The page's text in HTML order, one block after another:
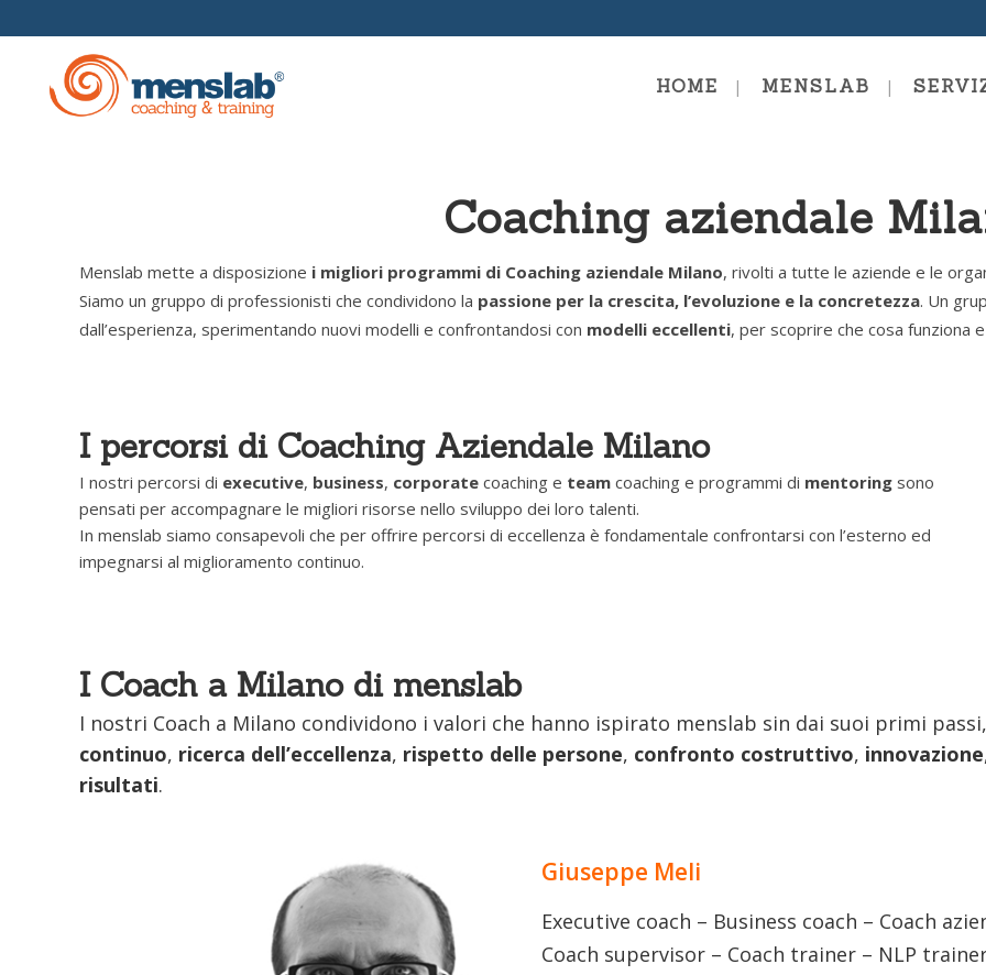
HOME MENSLAB
Scuole Aziendali
Coaching E Mentoring
Fundamentals Level 1
Scuola Coaching Level 2
Coaching Professional
Diploma In Mentor
Supervisione
Diploma In Formazione E
Facilitazione
Diploma In Team
Coaching aziendale
Menslab mette a disposizione i migliori programmi di Coaching aziendale Milano, rivolti a tutte le aziende e le
Siamo un gruppo di professionisti che condividono la passione per la crescita, l’evoluzione e la concretezza. Un
dall’esperienza, sperimentando nuovi modelli e confrontandosi con modelli eccellenti, per scoprire che cosa funziona
I percorsi di Coaching Aziendale Milano
I nostri percorsi di executive, business, corporate coaching e team coaching e programmi di mentoring sono
pensati per accompagnare le migliori risorse nello sviluppo dei loro talenti.
In menslab siamo consapevoli che per offrire percorsi di eccellenza è fondamentale confrontarsi con l’esterno ed
impegnarsi al miglioramento continuo.
I Coach a Milano di menslab
I nostri Coach a Milano condividono i valori che hanno ispirato menslab sin dai suoi primi
continuo, ricerca dell’eccellenza, rispetto delle persone, confronto costruttivo, innovazione
risultati.
Giuseppe Meli
Executive coach – Business coach – Coach
Coach supervisor – Coach trainer – NLP